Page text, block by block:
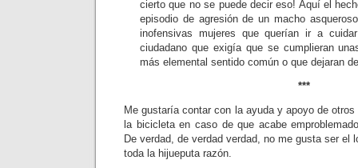
cierto que no se puede decir eso! Aquí el
episodio de agresión de un macho
inofensivas mujeres que querían ir a
ciudadano que exigía que se cumplieran
más elemental sentido común o que dejaran
***
Me gustaría contar con la ayuda y apoyo de
la bicicleta en caso de que acabe
De verdad, de verdad verdad, no me gusta ser el
toda la hijueputa razón.